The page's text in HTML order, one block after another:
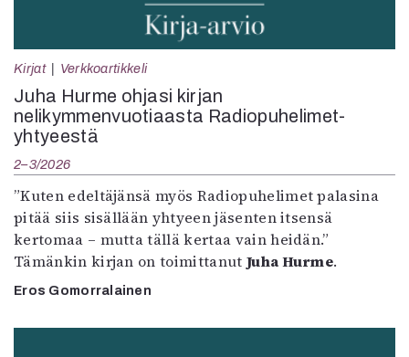
Kirjat Verkkoartikkeli
Juha Hurme ohjasi kirjan
nelikymmenvuotiaasta Radiopuhelimet-
yhtyeestä
2–3/2026
”Kuten edeltäjänsä myös Radiopuhelimet palasina
pitää siis sisällään yhtyeen jäsenten itsensä
kertomaa – mutta tällä kertaa vain heidän.”
Tämänkin kirjan on toimittanut Juha Hurme.
Eros Gomorralainen